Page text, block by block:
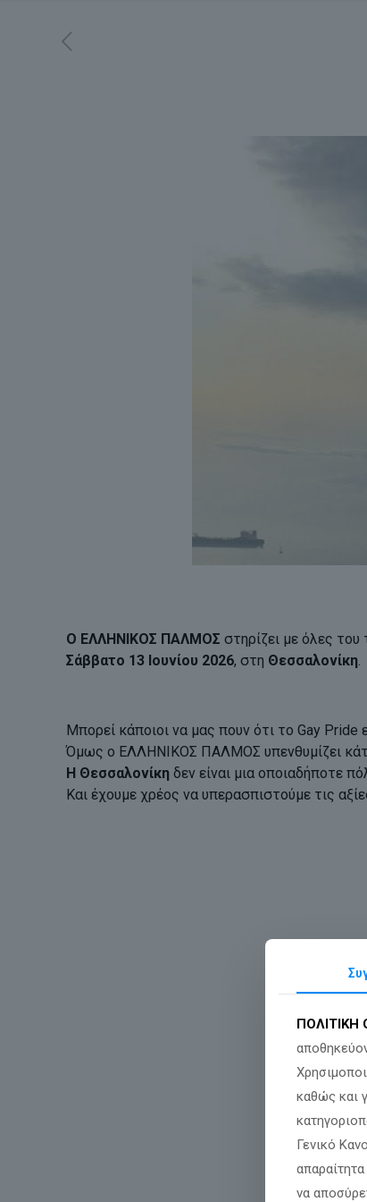
Ο ΕΛΛΗΝΙΚΟΣ ΠΑΛΜΟΣ στηρίζει με όλες
Σάββατο 13 Ιουνίου 2026, στη Θεσσαλονίκη.
Μπορεί κάποιοι να μας πουν ότι το Gay Pride
Όμως ο ΕΛΛΗΝΙΚΟΣ ΠΑΛΜΟΣ υπενθυμίζει
Η Θεσσαλονίκη δεν είναι μια οποιαδήποτε
Και έχουμε χρέος να υπερασπιστούμε τις
ΠΟΛΙΤΙΚΗ
καθώς και
Γενικό
να